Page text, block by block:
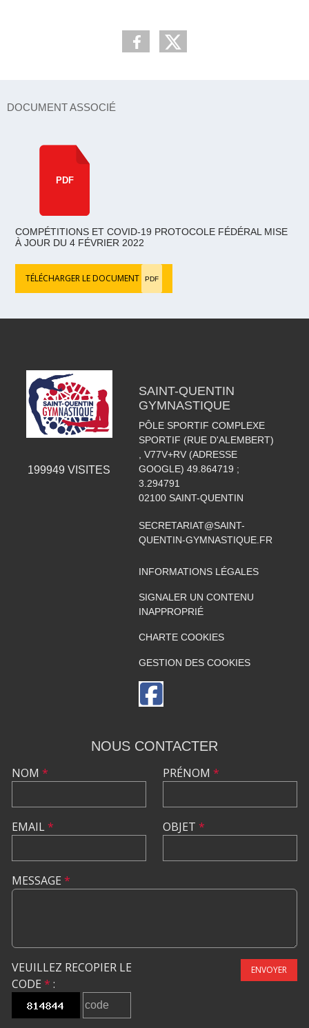
DOCUMENT ASSOCIÉ
PDF
COMPÉTITIONS ET COVID-19 PROTOCOLE FÉDÉRAL MISE
À JOUR DU 4 FÉVRIER 2022
TÉLÉCHARGER LE DOCUMENT PDF
199949 VISITES
SAINT-QUENTIN
GYMNASTIQUE
PÔLE SPORTIF COMPLEXE
SPORTIF (RUE D'ALEMBERT)
, V77V+RV (ADRESSE
GOOGLE) 49.864719 ;
3.294791
02100 SAINT-QUENTIN
SECRETARIAT@SAINT-
QUENTIN-GYMNASTIQUE.FR
INFORMATIONS LÉGALES
SIGNALER UN CONTENU
INAPPROPRIÉ
CHARTE COOKIES
GESTION DES COOKIES
NOUS CONTACTER
NOM *
EMAIL*
PRÉNOM *
OBJET *
MESSAGE *
VEUILLEZ RECOPIER LE
CODE * :
ENVOYER